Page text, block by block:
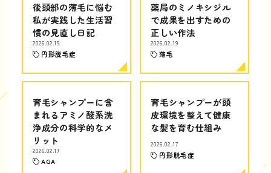
後頭部の薄毛に悩む
私が実践した生活習
慣の見直し日記
2026.02.19
円形脱毛症
薬局のミノキシジル
で成果を出すための
正しい作法
2026.02.19
薄毛
育毛シャンプーに含
まれるアミノ酸系洗
浄成分の科学的なメ
リット
2026.02.17
AGA
育毛シャンプーが頭
皮環境を整えて健康
な髪を育む仕組み
2026.02.17
円形脱毛症